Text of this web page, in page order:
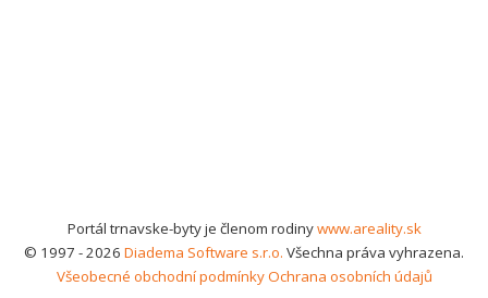
Portál trnavske-byty je členom rodinywww.areality.sk
© 1997 - 2026 Diadema Software s.r.o. Všechna práva vyhrazena.
Všeobecné obchodní podmínkyOchrana osobních údajů